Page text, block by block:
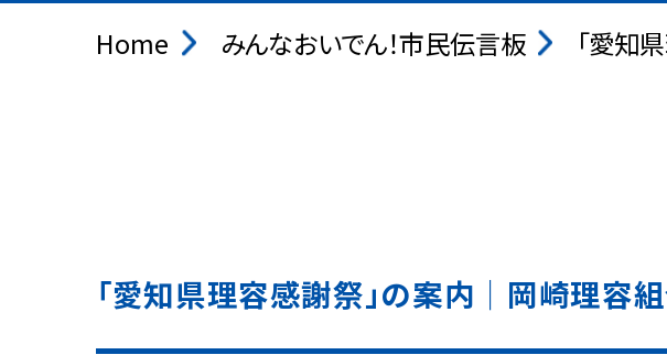
Home みんなおいでん！市民伝言板 「愛知
「愛知県理容感謝祭」の案内｜岡崎理容